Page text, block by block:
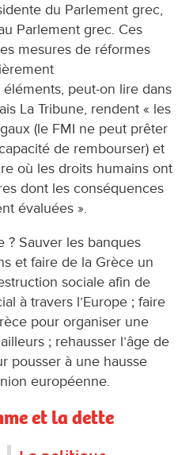
du Parlement grec,
Parlement grec. Ces
mesures de réformes
peut-on lire dans
La Tribune, rendent « les
(le FMI ne peut prêter
de rembourser) et
où les droits humains ont
dont les conséquences
évaluées ».
? Sauver les banques
et faire de la Grèce un
sociale afin de
à travers l’Europe ; faire
pour organiser une
; rehausser l’âge de
pousser à une hausse
européenne.
et la dette